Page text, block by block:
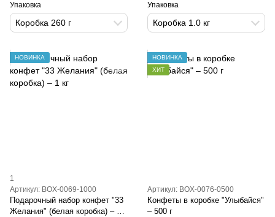
Упаковка
Коробка 260 г
Упаковка
Коробка 1.0 кг
НОВИНКА
1
Артикул: BOX-0069-1000
Подарочный набор конфет "33
Желания" (белая коробка) – 1
НОВИНКА
ХИТ
Артикул: BOX-0076-0500
Конфеты в коробке "Улыбайся"
– 500 г